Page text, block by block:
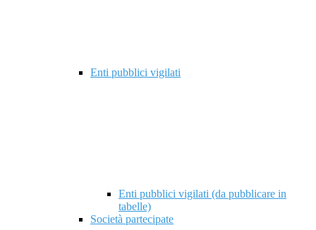
Enti pubblici vigilati
Enti pubblici vigilati (da pubblicare in
tabelle)
Società partecipate